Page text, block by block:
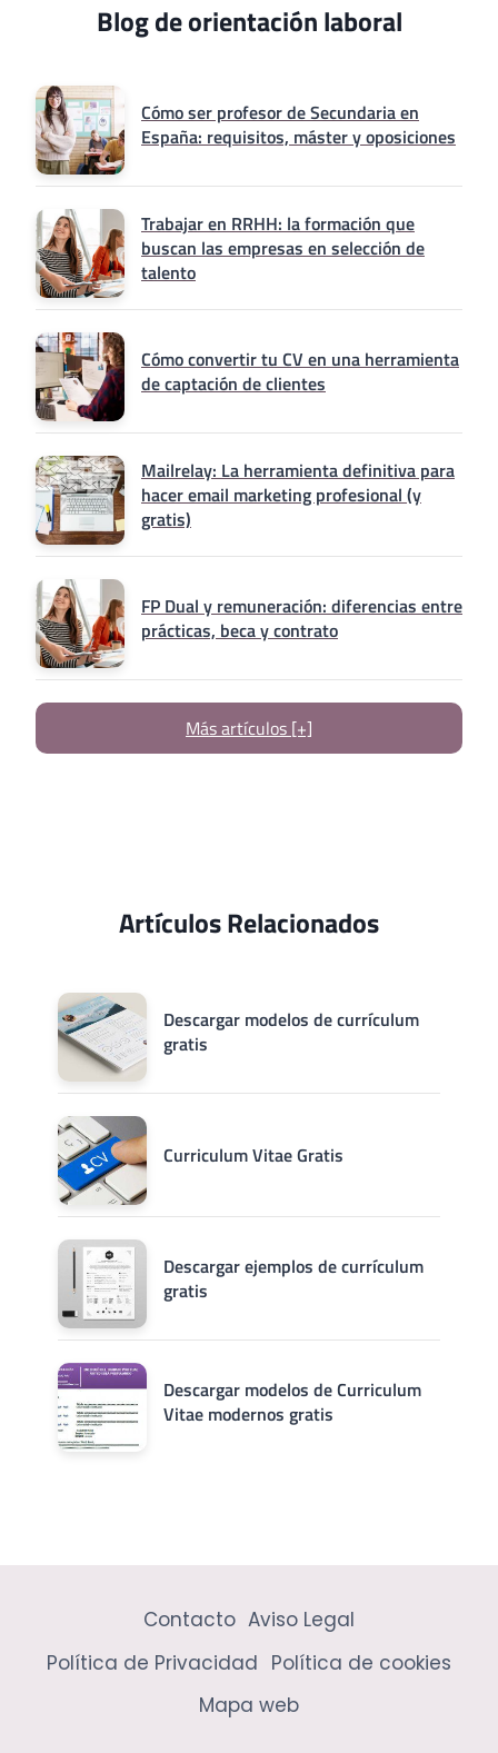
Blog de orientación laboral
Cómo ser profesor de Secundaria en
España: requisitos, máster y oposiciones
Trabajar en RRHH: la formación que
buscan las empresas en selección de
talento
Cómo convertir tu CV en una herramienta
de captación de clientes
Mailrelay: La herramienta definitiva para
hacer email marketing profesional (y
gratis)
FP Dual y remuneración: diferencias entre
prácticas, beca y contrato
Más artículos [+]
Artículos Relacionados
Descargar modelos de currículum
gratis
Curriculum Vitae Gratis
Descargar ejemplos de currículum
gratis
Descargar modelos de Curriculum
Vitae modernos gratis
Contacto Aviso Legal
Política de Privacidad Política de cookies
Mapa web